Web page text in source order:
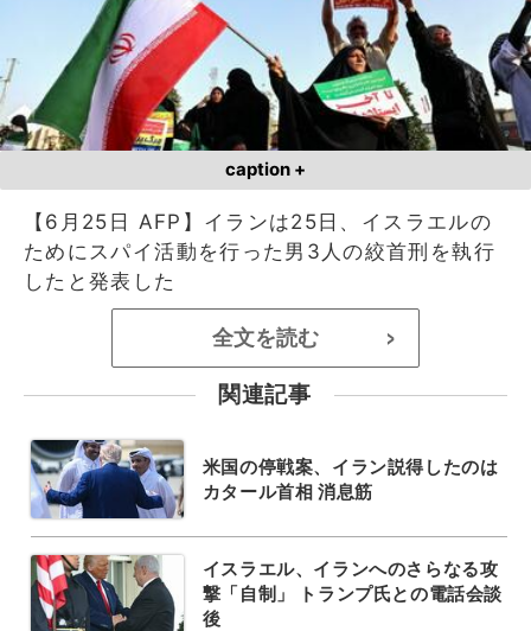
caption +
【6月25日 AFP】イランは25日、イスラエルの
ためにスパイ活動を行った男3人の絞首刑を執行
したと発表した
全文を読む >
関連記事
米国の停戦案、イラン説得したのは
カタール首相 消息筋
イスラエル、イランへのさらなる攻
撃「自制」 トランプ氏との電話会談
後